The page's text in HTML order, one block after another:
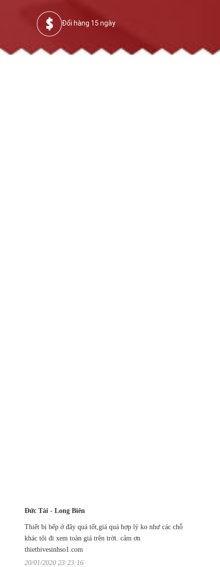
Đổi hàng 15 ngày
Đức Tài - Long Biên
Thiết bị bếp ở đây quá tốt,giá quá hợp lý ko như các chỗ
khác tôi đi xem toàn giá trên trời. cảm ơn
thietbivesinhso1.com
20/01/2020 23:23:16